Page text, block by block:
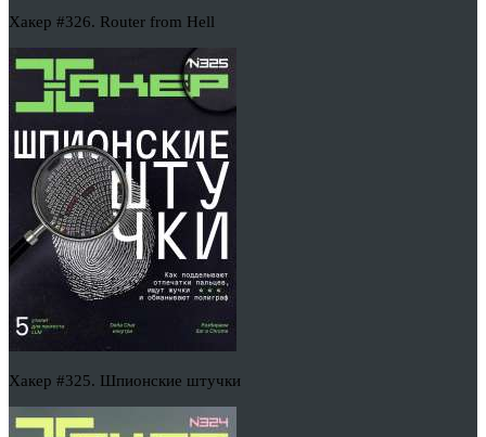
Хакер #326. Router from Hell
Хакер #325. Шпионские штучки